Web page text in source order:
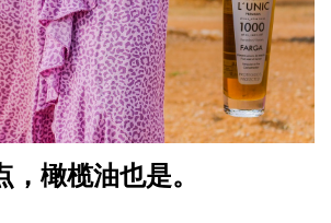
橄榄油也是。